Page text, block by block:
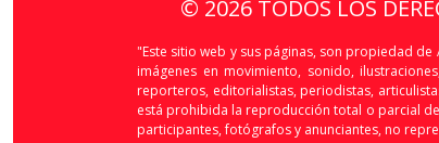
© 2026 TODOS LOS
"Este sitio web y sus páginas, son propiedad
imágenes en movimiento, sonido,
reporteros, editorialistas, periodistas,
está prohibida la reproducción total o parcial
participantes, fotógrafos y anunciantes, no